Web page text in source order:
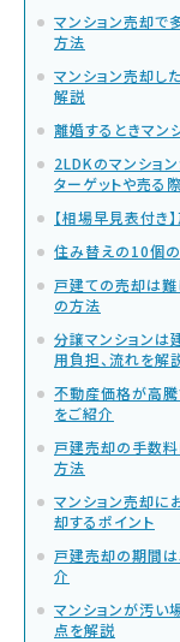
マンション売却で
方法
マンション売却し
解説
離婚するときマン
2LDKのマンショ
ターゲットや売る
【相場早見表付き
住み替えの10個
戸建ての売却は
の方法
分譲マンションは
用負担、流れを解
不動産価格が高騰
をご紹介
戸建売却の手数料
方法
マンション売却に
却するポイント
戸建売却の期間は
介
マンションが汚い
点を解説